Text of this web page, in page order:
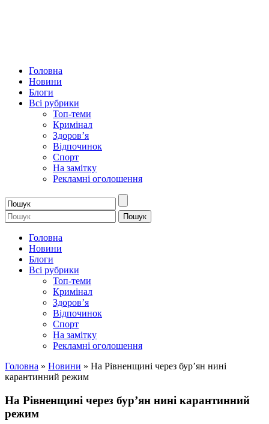
Головна
Новини
Блоги
Всі рубрики
Топ-теми
Кримінал
Здоров’я
Відпочинок
Спорт
На замітку
Рекламні оголошення
Головна
Новини
Блоги
Всі рубрики
Топ-теми
Кримінал
Здоров’я
Відпочинок
Спорт
На замітку
Рекламні оголошення
Головна » Новини » На Рівненщині через бур’ян нині
карантинний режим
На Рівненщині через бур’ян нині карантинний
режим